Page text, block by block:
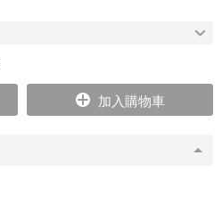
加入購物車